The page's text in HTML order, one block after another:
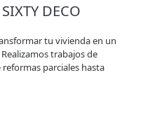
DECO
tu vivienda en un
trabajos de
parciales hasta